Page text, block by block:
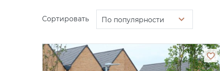
Сортировать По популярности